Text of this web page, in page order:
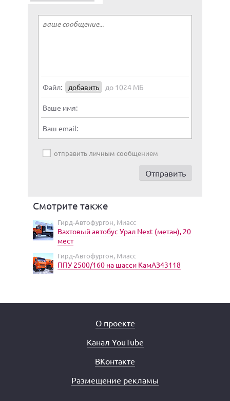
Файл: добавить до 1024 МБ
Ваше имя:
Ваш email:
отправить личным сообщением
Смотрите также
Гирд-Автофургон, Миасс
Вахтовый автобус Урал Next (метан), 20
мест
Гирд-Автофургон, Миасс
ППУ 2500/160 на шасси КамАЗ43118
О проекте
Канал YouTube
ВКонтакте
Размещение рекламы